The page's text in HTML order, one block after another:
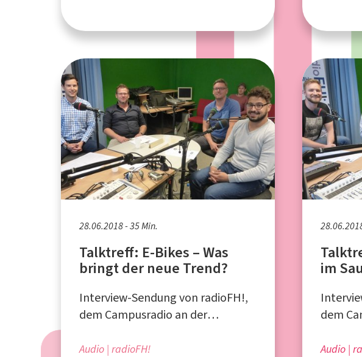
28.06.2018 - 35 Min.
Talktreff: E-Bikes – Was
bringt der neue Trend?
Interview-Sendung von radioFH!,
dem Campusradio an der
Audio radioFH!
im
dem
Audio